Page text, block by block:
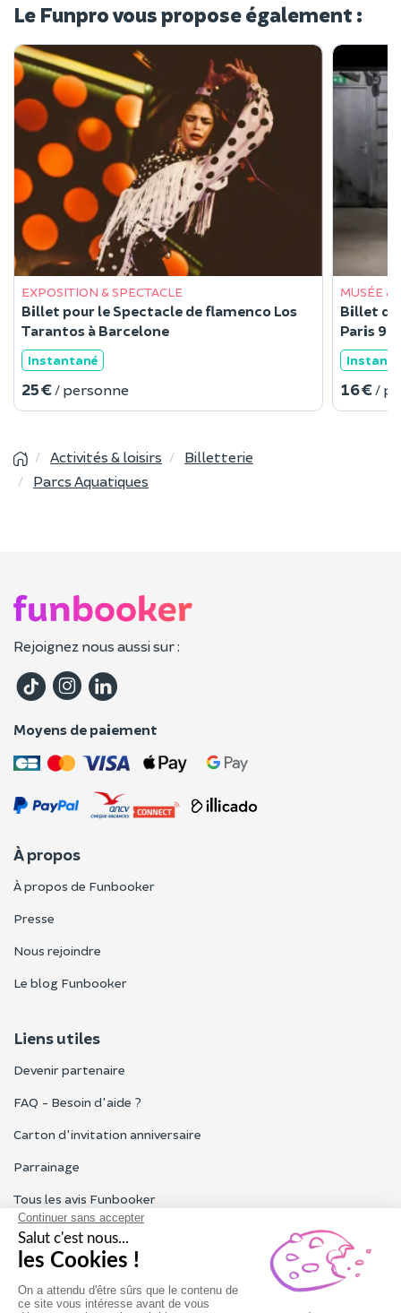
Le Funpro vous propose également :
EXPOSITION & SPECTACLE
Billet pour le Spectacle de flamenco Los
Tarantos à Barcelone
Instantané
25 € / personne
MUSÉE &
Billet
Paris
16 € /
Activités & loisirs
Billetterie
Parcs Aquatiques
Rejoignez nous aussi sur :
Moyens de paiement
À propos
À propos de Funbooker
Presse
Nous rejoindre
Le blog Funbooker
Liens utiles
Devenir partenaire
FAQ - Besoin d'aide ?
Carton d'invitation anniversaire
Parrainage
Tous les avis Funbooker
Particuliers, entreprises, professionnels
Notre service client est ouvert du lundi au vendredi de 9h à 18h